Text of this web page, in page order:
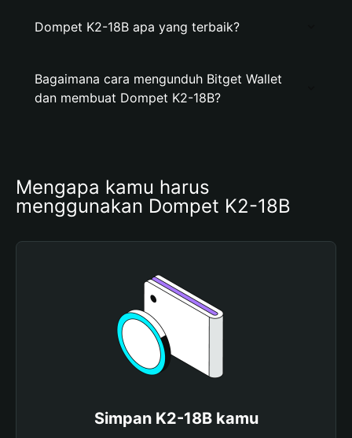
Dompet K2-18B apa yang terbaik?
Bagaimana cara mengunduh Bitget Wallet
dan membuat Dompet K2-18B?
Mengapa kamu harus
menggunakan Dompet K2-18B
Simpan K2-18B kamu